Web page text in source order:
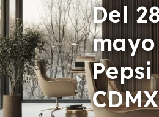
Del
mayo
Pepsi
CDMX